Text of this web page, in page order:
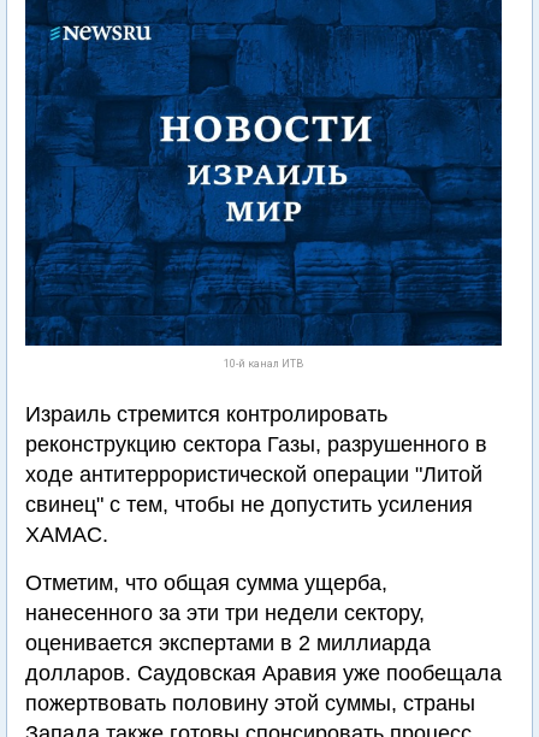
10-й канал ИТВ
Израиль стремится контролировать
реконструкцию сектора Газы, разрушенного в
ходе антитеррористической операции "Литой
свинец" с тем, чтобы не допустить усиления
ХАМАС.
Отметим, что общая сумма ущерба,
нанесенного за эти три недели сектору,
оценивается экспертами в 2 миллиарда
долларов. Саудовская Аравия уже пообещала
пожертвовать половину этой суммы, страны